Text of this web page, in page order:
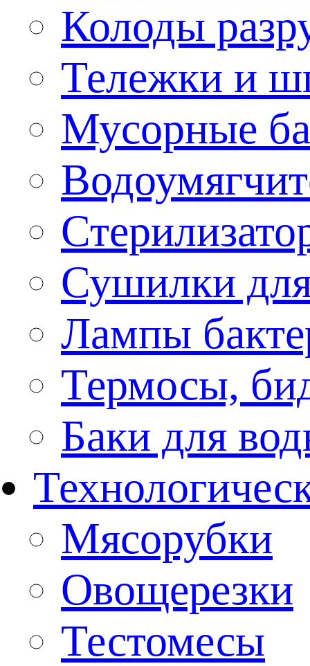
Колоды
Тележки и
Мусорные
Сушилки
Лампы
Термосы,
Баки для
Мясорубки
Овощерезки
Тестомесы